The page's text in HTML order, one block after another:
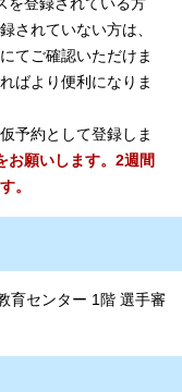
を登録されている方
されていない方は、
てご確認いただけま
ばより便利になりま
予約として登録しま
お願いします。2週間
。
育センター 1階 選手審